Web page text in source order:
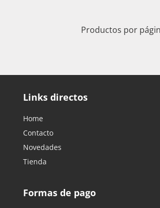
Productos por
Links directos
Home
Contacto
Novedades
Tienda
Formas de pago